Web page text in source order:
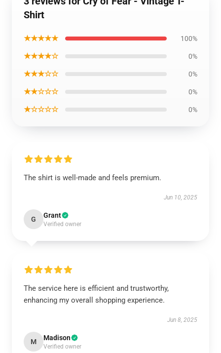
Shirt
★★★★★ 100%
★★★★☆ 0%
★★★☆☆ 0%
★★☆☆☆ 0%
★☆☆☆☆ 0%
The shirt is well-made and feels premium.
Jun 10, 2025
G Grant
Verified owner
The service here is efficient and trustworthy,
enhancing my overall shopping experience.
Jun 8, 2025
M Madison
Verified owner